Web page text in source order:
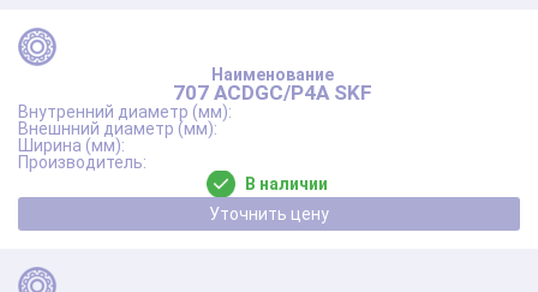
707 ACDGC/P4A SKF
В наличии
Уточнить цену